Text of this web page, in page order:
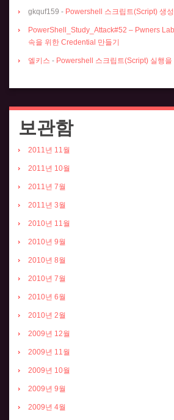
gkquf159 - Powershell 스크립트(Script) 생
PowerShell_Study_Attack#52 – Pwners Lab
속을 위한 Credential 만들기
엘키스 - Powershell 스크립트(Script) 실행을
보관함
2011년 11월
2011년 10월
2011년 7월
2011년 3월
2010년 11월
2010년 9월
2010년 8월
2010년 7월
2010년 6월
2010년 2월
2009년 12월
2009년 11월
2009년 10월
2009년 9월
2009년 4월